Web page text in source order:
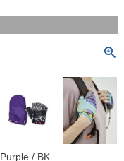
Purple / BK